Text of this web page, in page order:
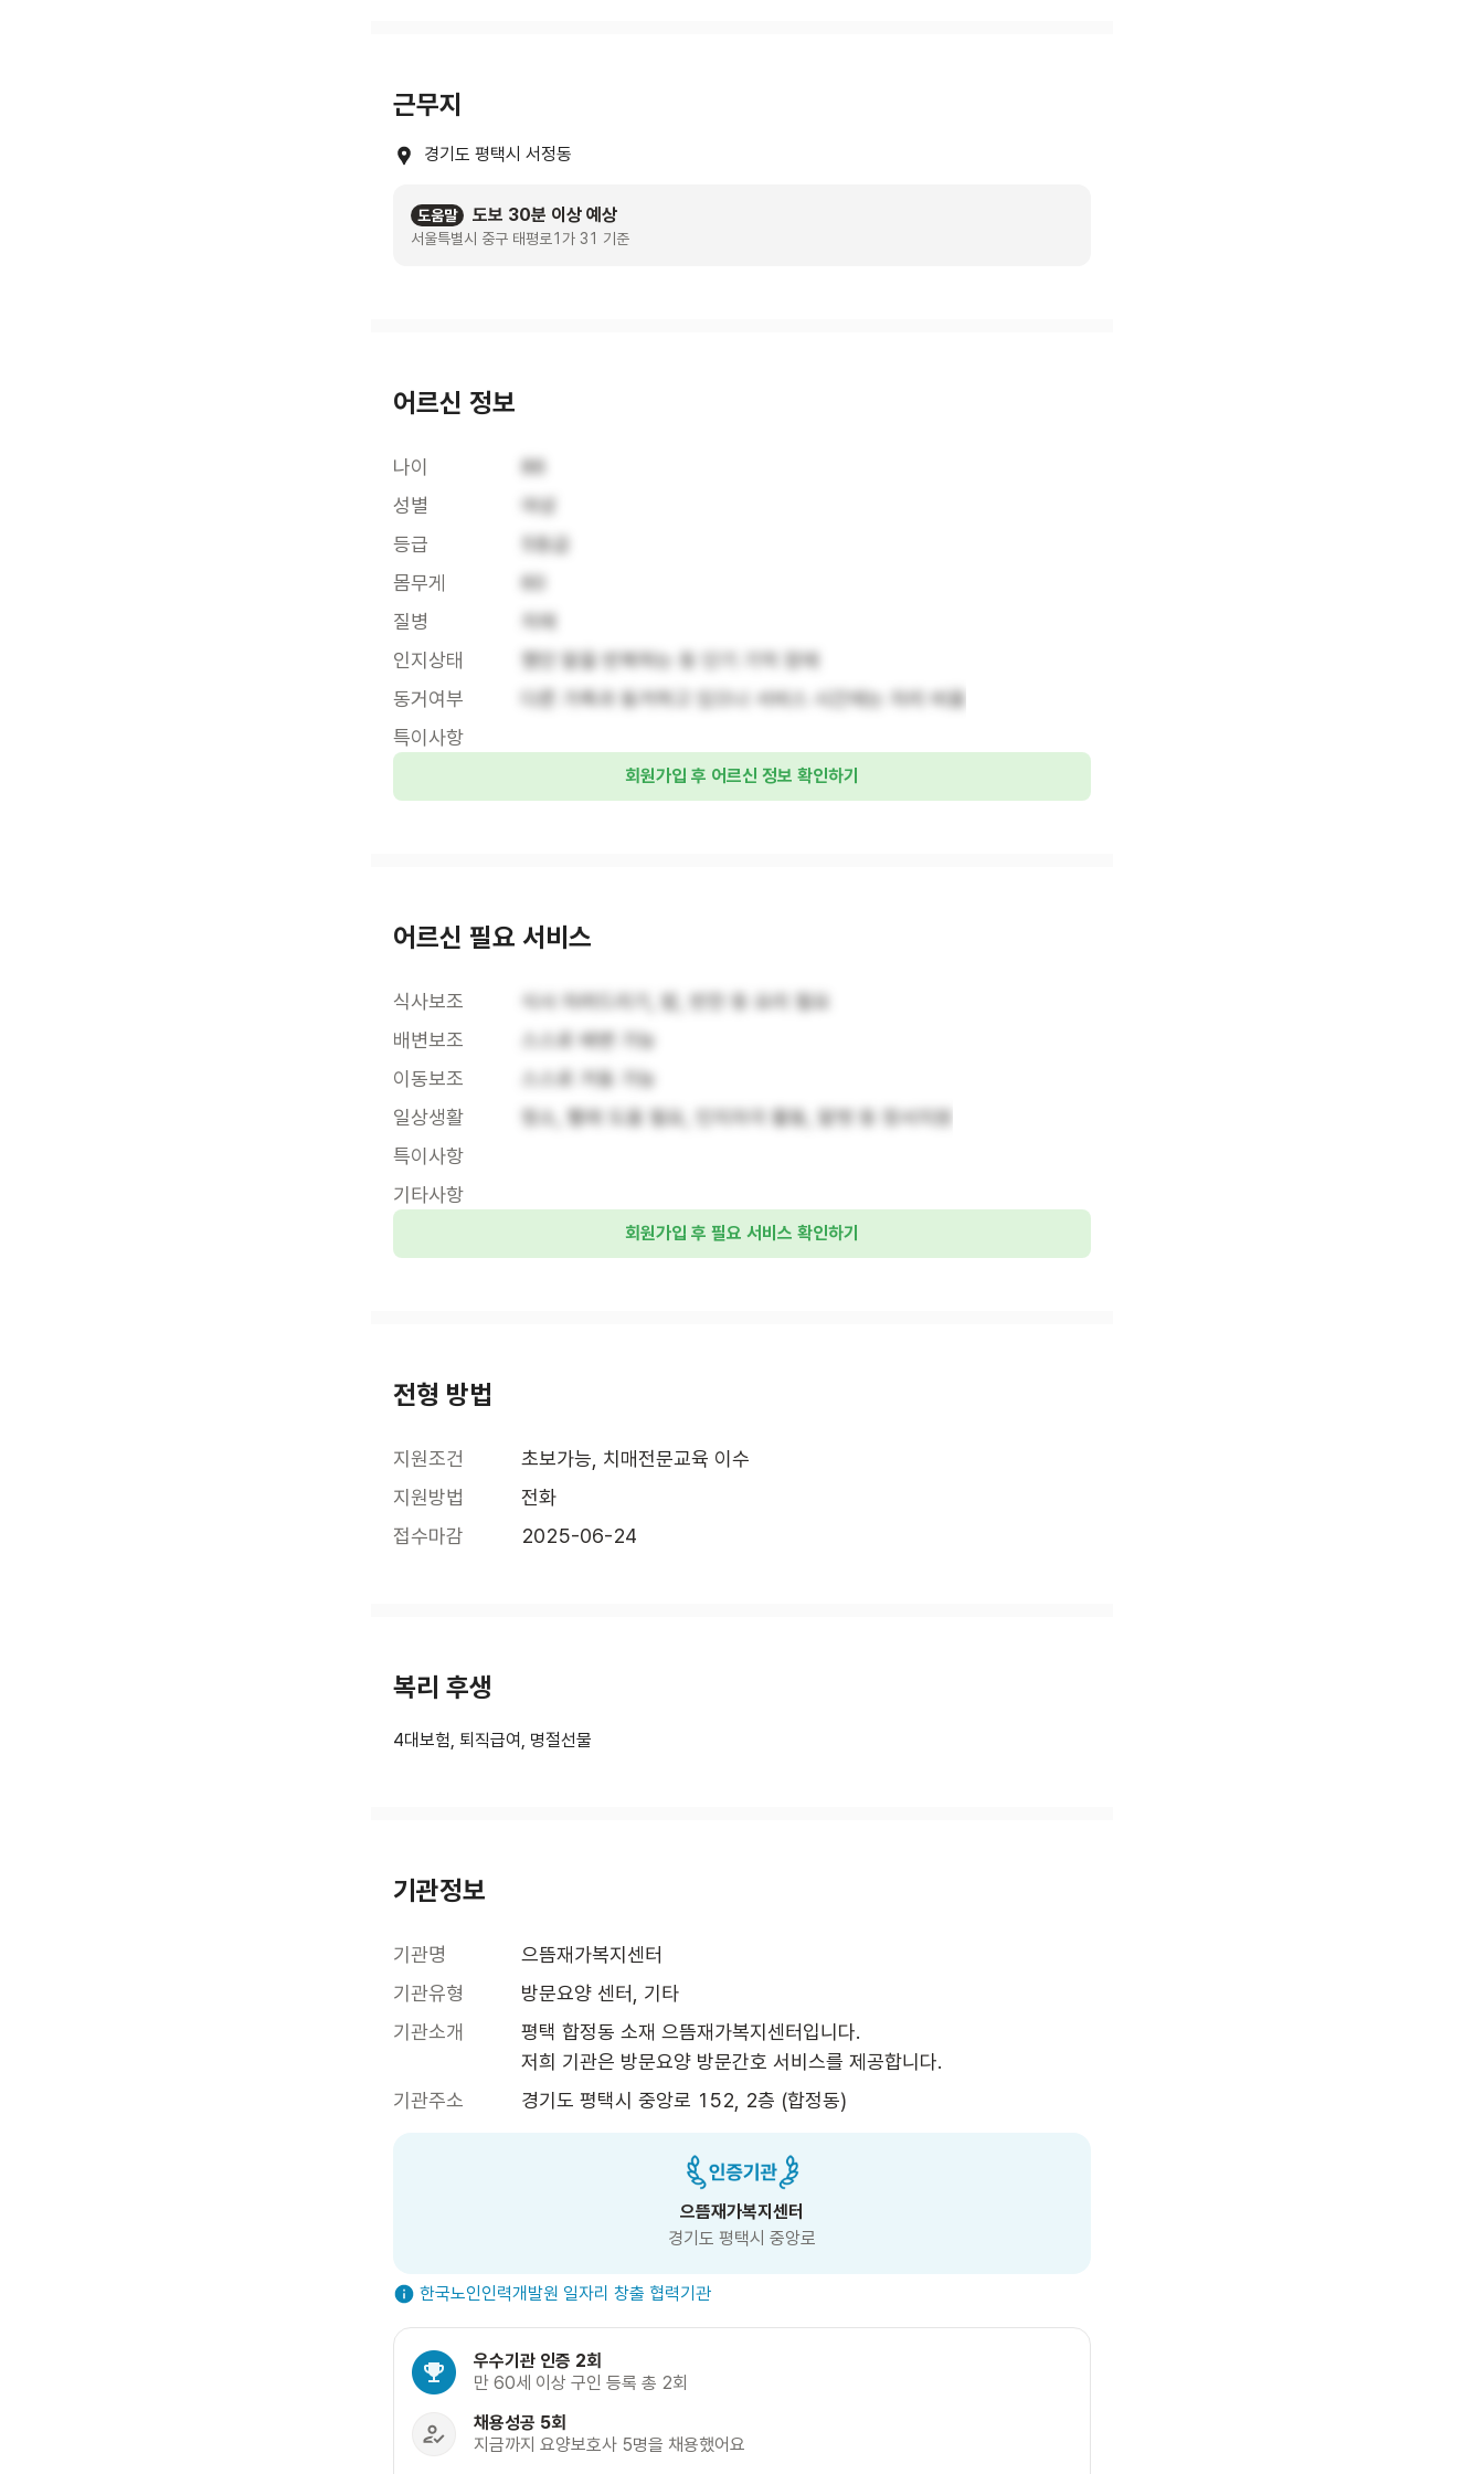
근무지
경기도 평택시 서정동
도움말 도보 30분 이상 예상
서울특별시 중구 태평로1가 31 기준
어르신 정보
나이
86
성별
여성
등급
5등급
몸무게
60
질병
치매
인지상태
했던 말을 반복하는 등 단기 기억 장애
동거여부
다른 가족과 동거하고 있으나 서비스 시간에는 자리 비움
특이사항
회원가입 후 어르신 정보 확인하기
어르신 필요 서비스
식사보조
식사 차려드리기, 밥, 반찬 등 요리 필요
배변보조
스스로 배변 가능
이동보조
스스로 거동 가능
일상생활
청소, 빨래 도움 필요, 인지자극 활동, 말벗 등 정서지원
특이사항
기타사항
회원가입 후 필요 서비스 확인하기
전형 방법
지원조건
초보가능, 치매전문교육 이수
지원방법
전화
접수마감
2025-06-24
복리 후생
4대보험, 퇴직급여, 명절선물
기관정보
기관명
으뜸재가복지센터
기관유형
방문요양 센터, 기타
기관소개
평택 합정동 소재 으뜸재가복지센터입니다.
저희 기관은 방문요양 방문간호 서비스를 제공합니다.
기관주소
경기도 평택시 중앙로 152, 2층 (합정동)
으뜸재가복지센터
경기도 평택시 중앙로
한국노인인력개발원 일자리 창출 협력기관
우수기관 인증 2회
만 60세 이상 구인 등록 총 2회
채용성공 5회
지금까지 요양보호사 5명을 채용했어요